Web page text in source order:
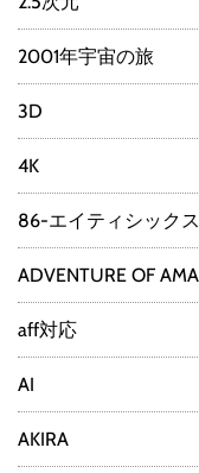
2001年宇宙の旅
3D
4K
86-エイティシック
ADVENTURE OF
aff対応
AI
AKIRA